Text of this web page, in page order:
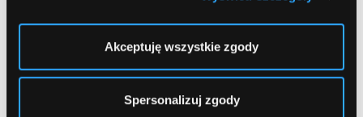
Akceptuję wszystkie zgody
Spersonalizuj zgody
Ostatnio szukałeś produktów
Jeszcze niczego nie szukałeś